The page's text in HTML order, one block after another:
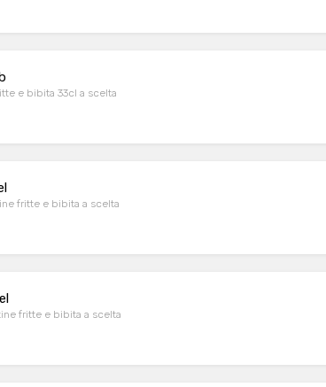
e bibita 33cl a scelta
fritte e bibita a scelta
fritte e bibita a scelta